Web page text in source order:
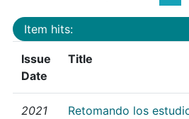
Item hits:
Issue
Date
Title
2021
Retomando los